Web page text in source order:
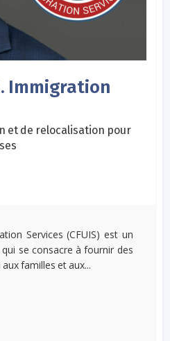
Immigration
et de relocalisation pour
Services (CFUIS) est un
se consacre à fournir des
familles et aux...